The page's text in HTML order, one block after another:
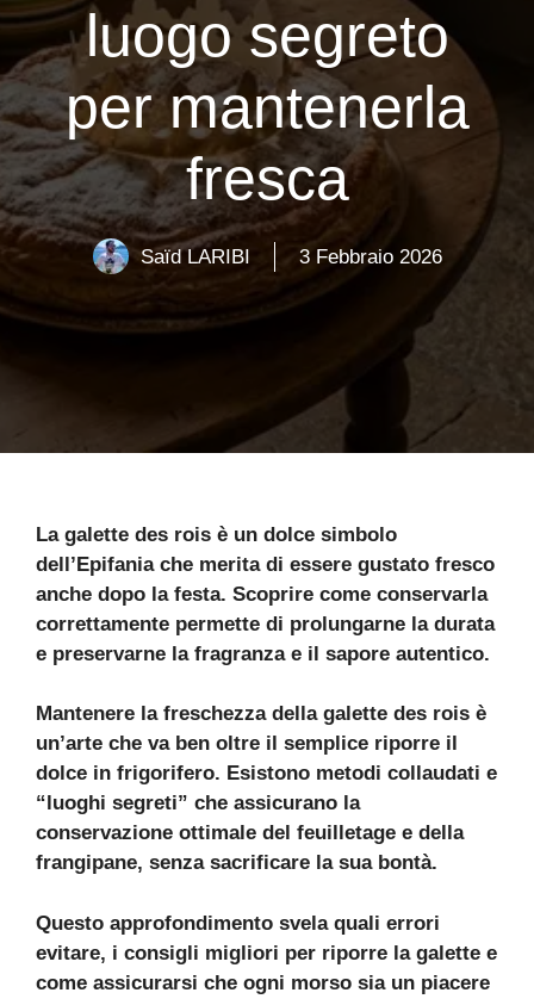
luogo segreto
per mantenerla
fresca
Saïd LARIBI 3 Febbraio 2026
La galette des rois è un dolce simbolo
dell’Epifania che merita di essere gustato fresco
anche dopo la festa. Scoprire come conservarla
correttamente permette di prolungarne la durata
e preservarne la fragranza e il sapore autentico.
Mantenere la freschezza della galette des rois è
un’arte che va ben oltre il semplice riporre il
dolce in frigorifero. Esistono metodi collaudati e
“luoghi segreti” che assicurano la
conservazione ottimale del feuilletage e della
frangipane, senza sacrificare la sua bontà.
Questo approfondimento svela quali errori
evitare, i consigli migliori per riporre la galette e
come assicurarsi che ogni morso sia un piacere